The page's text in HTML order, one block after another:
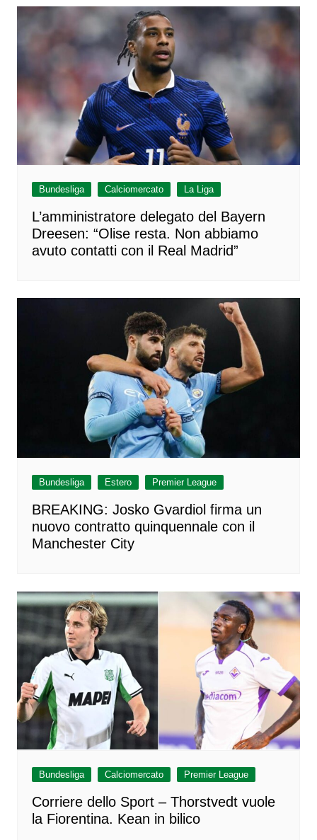
Bundesliga Calciomercato La Liga
L’amministratore delegato del Bayern
Dreesen: “Olise resta. Non abbiamo
avuto contatti con il Real Madrid”
Bundesliga Estero Premier League
BREAKING: Josko Gvardiol firma un
nuovo contratto quinquennale con il
Manchester City
Bundesliga Calciomercato Premier League
Corriere dello Sport – Thorstvedt vuole
la Fiorentina. Kean in bilico